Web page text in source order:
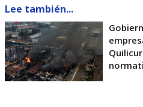
Lee también...